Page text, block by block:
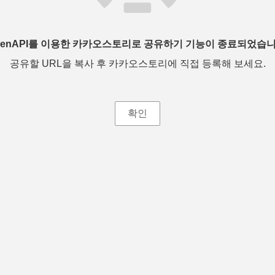
를 이용한 카카오스토리로 공유하기 기능이 종료되었습
공유할 URL을 복사 후 카카오스토리에 직접 등록해 보세요.
확인